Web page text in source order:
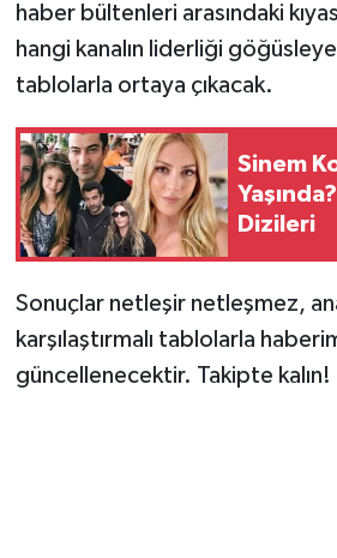
haber bültenleri arasındaki
hangi kanalın liderliği
tablolarla ortaya çıkacak.
Sinem
Dizileri
Sonuçlar netleşir netleşmez,
karşılaştırmalı tablolarla
güncellenecektir. Takipte kalın!